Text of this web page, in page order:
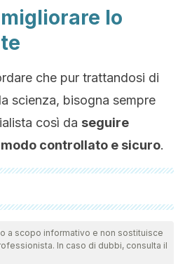
lo
che pur trattandosi di
scienza, bisogna sempre
così da seguire
controllato e sicuro.
esaminate a fondo dal nostro
l'affidabilità, l'attualità e la
articolo è stata considerata
a scopo informativo e non sostituisce
In caso di dubbi, consulta il